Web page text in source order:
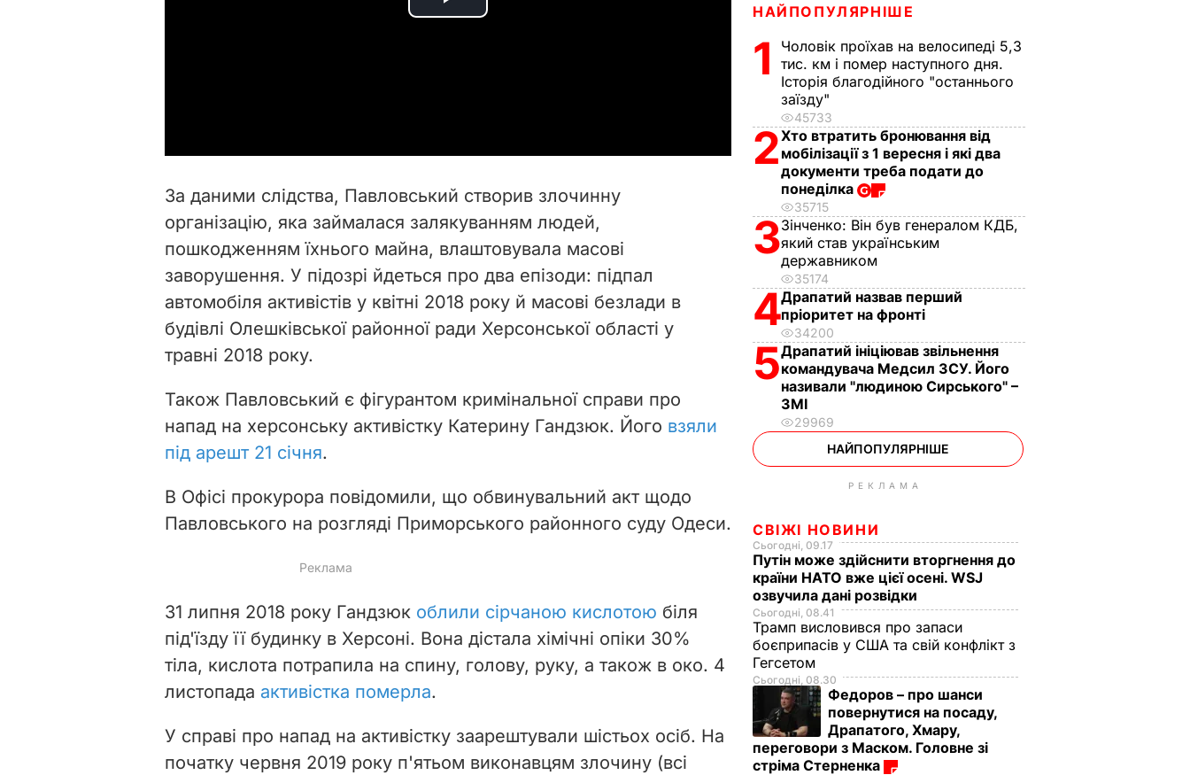
P
i
d
e
o
За даними слідства, Павловський створив злочинну
організацію, яка займалася залякуванням людей,
пошкодженням їхнього майна, влаштовувала масові
заворушення. У підозрі йдеться про два епізоди: підпал
автомобіля активістів у квітні 2018 року й масові безлади в
будівлі Олешківської районної ради Херсонської області у
травні 2018 року.
Також Павловський є фігурантом кримінальної справи про
напад на херсонську активістку Катерину Гандзюк. Його взяли
під арешт 21 січня.
В Офісі прокурора повідомили, що обвинувальний акт щодо
Павловського на розгляді Приморського районного суду Одеси.
31 липня 2018 року Гандзюк облили сірчаною кислотою біля
під'їзду її будинку в Херсоні. Вона дістала хімічні опіки 30%
тіла, кислота потрапила на спину, голову, руку, а також в око. 4
листопада активістка померла.
У справі про напад на активістку заарештували шістьох осіб. На
початку червня 2019 року п'ятьом виконавцям злочину (всі
НАЙПОПУЛЯРНІШЕ
1
Чоловік проїхав на велосипеді 5,3
тис. км і помер наступного дня.
Історія благодійного "останнього
заїзду"
45733
2Хто втратить бронювання від
мобілізації з 1 вересня і які два
документи треба подати до
понеділка
35715
3Зінченко: Він був генералом КДБ,
який став українським
державником
35174
4Драпатий назвав перший
пріоритет на фронті
34200
5Драпатий ініціював звільнення
командувача Медсил ЗСУ. Його
називали "людиною Сирського" –
ЗМІ
29969
НАЙПОПУЛЯРНІШЕ
РЕКЛАМА
СВІЖІ НОВИНИ
Сьогодні, 09.17
Путін може здійснити вторгнення до
країни НАТО вже цієї осені. WSJ
озвучила дані розвідки
Сьогодні, 08.41
Трамп висловився про запаси
боєприпасів у США та свій конфлікт з
Гегсетом
Сьогодні, 08.30
Федоров – про шанси
повернутися на посаду,
Драпатого, Хмару,
переговори з Маском. Головне зі
стріма Стерненка